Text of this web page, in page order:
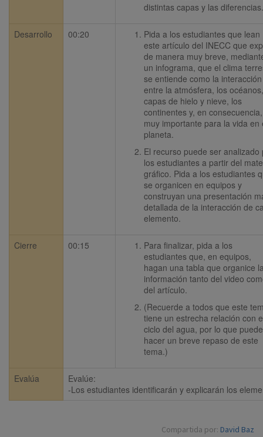
distintas capas y las diferencias.
Desarrollo 00:20
Pida a los estudiantes que lean
este artículo del INECC que
de manera muy breve,
un infograma, que el clima
se entiende como la interacción
entre la atmósfera, los
capas de hielo y nieve, los
continentes y, en
muy importante para la vida en
planeta.
El recurso puede ser analizado
los estudiantes a partir del
gráfico. Pida a los estudiantes
se organicen en equipos y
construyan una presentación
detallada de la interacción de
elemento.
Cierre 00:15
Para finalizar, pida a los
estudiantes que, en equipos,
hagan una tabla que organice
información tanto del video
del artículo.
(Recuerde a todos que este
tiene un estrecha relación con
ciclo del agua, por lo que
hacer un breve repaso de este
tema.)
Evalúa
Evalúe:
-Los estudiantes identificarán y explicarán los
Compartida por: David Baz